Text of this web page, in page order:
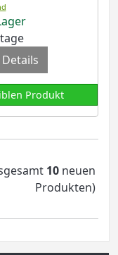
Details
Produkt
10 neuen
Produkten)